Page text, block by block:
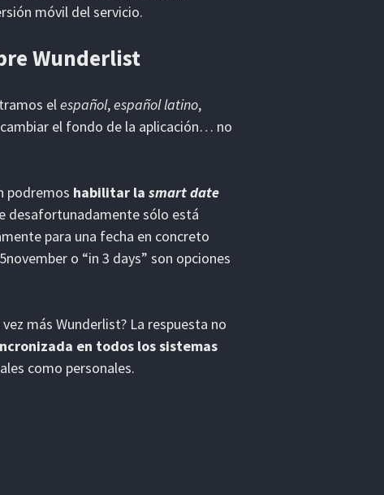
móvil del servicio.
Wunderlist
elespañol,español latino,
el fondo de la aplicación… no
podremos habilitar la smart date
desafortunadamente sólo está
para una fecha en concreto
o “in 3 days” son opciones
más Wunderlist? La respuesta no
en todos los sistemas
como personales.